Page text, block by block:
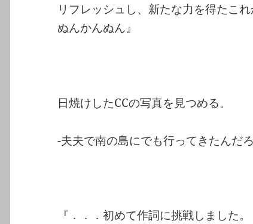
リフレッシュし、新たな力を得たこ
ぬんかんぬん』
日焼けしたCCの写真を見つめる。
-夫夫で南の島にでも行ってきたんだ
『．．．初めて作詞に挑戦しました。